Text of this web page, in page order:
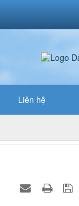
Liên hệ